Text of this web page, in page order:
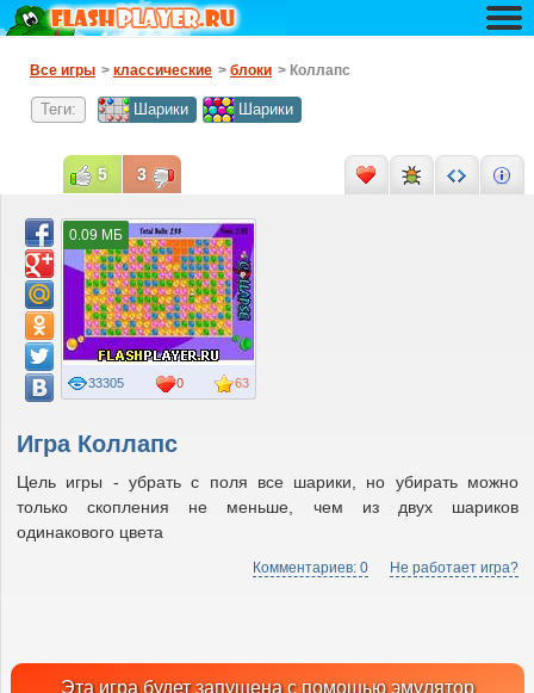
Все игры > классические > блоки > Коллапс
Теги: Шарики Шарики
Игра Коллапс
Цель игры - убрать с поля все шарики, но убирать можно
только скопления не меньше, чем из двух шариков
одинакового цвета
Комментариев: 0 Не работает игра?
Эта игра будет запущена с помощью эмулятор
63
33305 0
0.09 МБ
5 3